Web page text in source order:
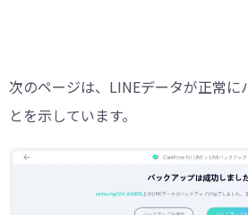
次のページは、LINEデータが正常に
とを示しています。